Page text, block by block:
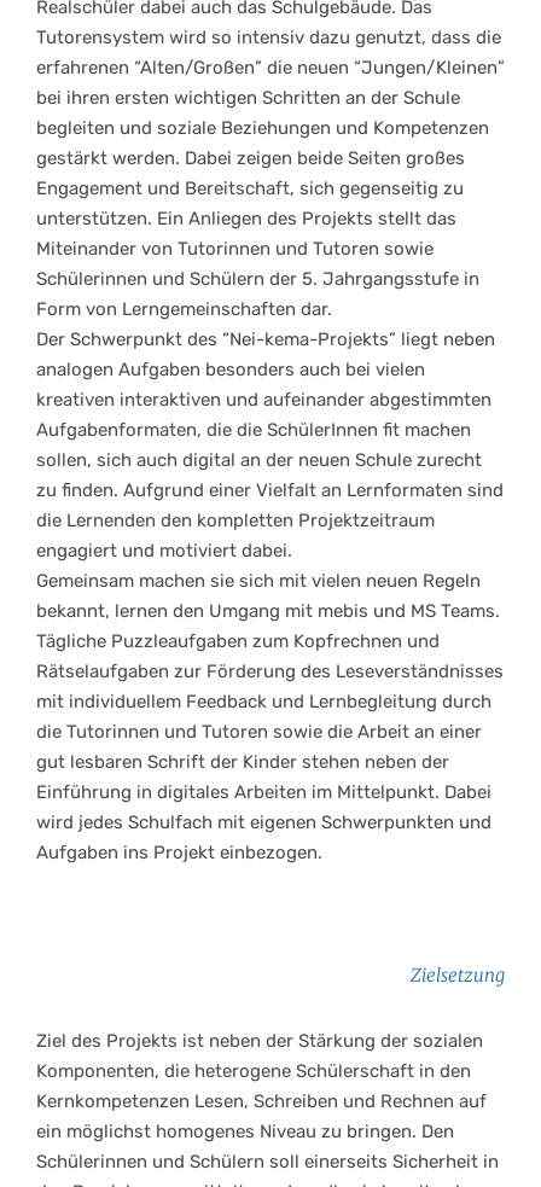
Realschüler dabei auch das Schulgebäude. Das
Tutorensystem wird so intensiv dazu genutzt, dass die
erfahrenen “Alten/Großen” die neuen “Jungen/Kleinen”
bei ihren ersten wichtigen Schritten an der Schule
begleiten und soziale Beziehungen und Kompetenzen
gestärkt werden. Dabei zeigen beide Seiten großes
Engagement und Bereitschaft, sich gegenseitig zu
unterstützen. Ein Anliegen des Projekts stellt das
Miteinander von Tutorinnen und Tutoren sowie
Schülerinnen und Schülern der 5. Jahrgangsstufe in
Form von Lerngemeinschaften dar.
Der Schwerpunkt des “Nei-kema-Projekts” liegt neben
analogen Aufgaben besonders auch bei vielen
kreativen interaktiven und aufeinander abgestimmten
Aufgabenformaten, die die SchülerInnen fit machen
sollen, sich auch digital an der neuen Schule zurecht
zu finden. Aufgrund einer Vielfalt an Lernformaten sind
die Lernenden den kompletten Projektzeitraum
engagiert und motiviert dabei.
Gemeinsam machen sie sich mit vielen neuen Regeln
bekannt, lernen den Umgang mit mebis und MS Teams.
Tägliche Puzzleaufgaben zum Kopfrechnen und
Rätselaufgaben zur Förderung des Leseverständnisses
mit individuellem Feedback und Lernbegleitung durch
die Tutorinnen und Tutoren sowie die Arbeit an einer
gut lesbaren Schrift der Kinder stehen neben der
Einführung in digitales Arbeiten im Mittelpunkt. Dabei
wird jedes Schulfach mit eigenen Schwerpunkten und
Aufgaben ins Projekt einbezogen.
Zielsetzung
Ziel des Projekts ist neben der Stärkung der sozialen
Komponenten, die heterogene Schülerschaft in den
Kernkompetenzen Lesen, Schreiben und Rechnen auf
ein möglichst homogenes Niveau zu bringen. Den
Schülerinnen und Schülern soll einerseits Sicherheit in